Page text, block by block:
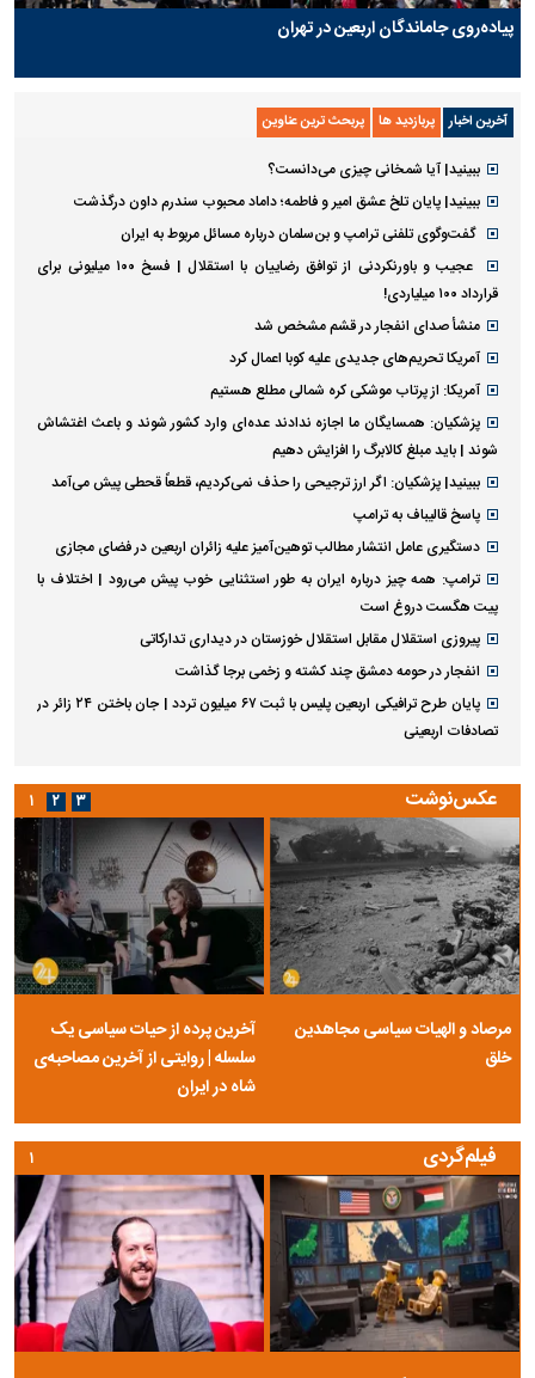
پیاده‌روی جاماندگان اربعین در تهران
آخرین اخبار پربازدید ها پربحث ترین عناوین
ببینید| آیا شمخانی چیزی می‌دانست؟
ببینید| پایان تلخ عشق امیر و فاطمه؛ داماد محبوب سندرم داون درگذشت
گفت‌وگوی تلفنی ترامپ و بن‌سلمان درباره مسائل مربوط به ایران
عجیب و باورنکردنی از توافق رضاییان با استقلال | فسخ ۱۰۰ میلیونی برای
قرارداد ۱۰۰ میلیاردی!
منشأ صدای انفجار در قشم مشخص شد
آمریکا تحریم‌های جدیدی علیه کوبا اعمال کرد
آمریکا: از پرتاب موشکی کره شمالی مطلع هستیم
پزشکیان: همسایگان ما اجازه ندادند عده‌ای وارد کشور شوند و باعث اغتشاش
شوند | باید مبلغ کالابرگ را افزایش دهیم
ببینید| پزشکیان: اگر ارز ترجیحی را حذف نمی‌کردیم، قطعاً قحطی پیش می‌آمد
پاسخ قالیباف به ترامپ
دستگیری عامل انتشار مطالب توهین‌آمیز علیه زائران اربعین در فضای مجازی
ترامپ: همه چیز درباره ایران به طور استثنایی خوب پیش می‌رود | اختلاف با
پیت هگست دروغ است
پیروزی استقلال مقابل استقلال خوزستان در دیداری تدارکاتی
انفجار در حومه دمشق چند کشته و زخمی برجا گذاشت
پایان طرح ترافیکی اربعین پلیس با ثبت ۶۷ میلیون تردد | جان باختن ۲۴ زائر در
تصادفات اربعینی
عکس‌نوشت
مرصاد و الهیات سیاسی مجاهدین
خلق
آخرین پرده از حیات سیاسی یک
سلسله | روایتی از آخرین مصاحبه‌ی
شاه در ایران
۱ ۲ ۳
فیلم‌گردی ۱